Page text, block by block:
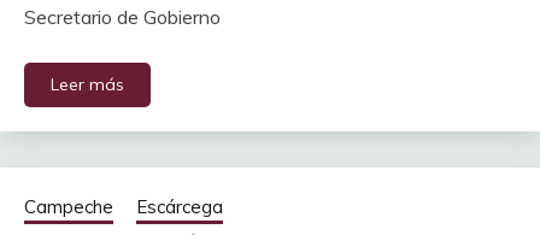
Secretario de Gobierno
Leer más
Campeche Escárcega